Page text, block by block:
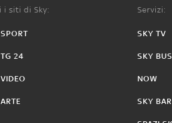
i siti di Sky:
24
Servizi:
SKY TV
SKY
NOW
SKY BAR